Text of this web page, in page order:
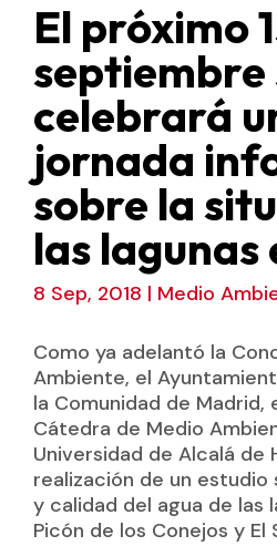
El próximo
septiembre
celebrará
jornada
sobre la
las lagunas
8 Sep, 2018 | Medio
Como ya adelantó la
Ambiente, el
la Comunidad de Madrid,
Cátedra de Medio
Universidad de Alcalá de
realización de un estudio
y calidad del agua de las
Picón de los Conejos y El